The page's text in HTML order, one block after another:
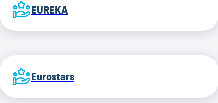
EUREKA
Eurostars